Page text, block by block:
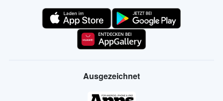
Ausgezeichnet